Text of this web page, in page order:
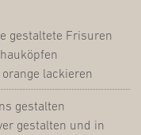
gestal­te­te Fri­su­ren
oran­ge lackieren
gestal­ten
gestal­ten und in